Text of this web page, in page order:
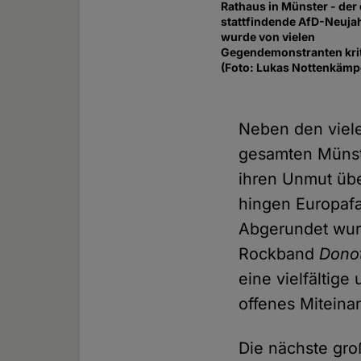
Rathaus in Münster - der
stattfindende AfD-
wurde von vielen
Gegendemonstranten
(Foto: Lukas
Neben den
gesamten
ihren Unmut
hingen
Abgerundet
Rockband
eine vielfältige
offenes
Die nächste